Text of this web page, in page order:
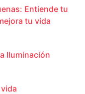
Entiende tu
tu vida
Iluminación